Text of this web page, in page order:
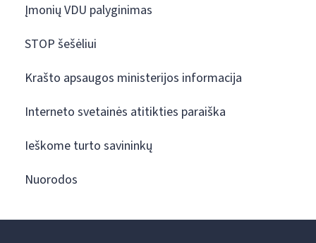
Įmonių VDU palyginimas
STOP šešėliui
Krašto apsaugos ministerijos informacija
Interneto svetainės atitikties paraiška
Ieškome turto savininkų
Nuorodos